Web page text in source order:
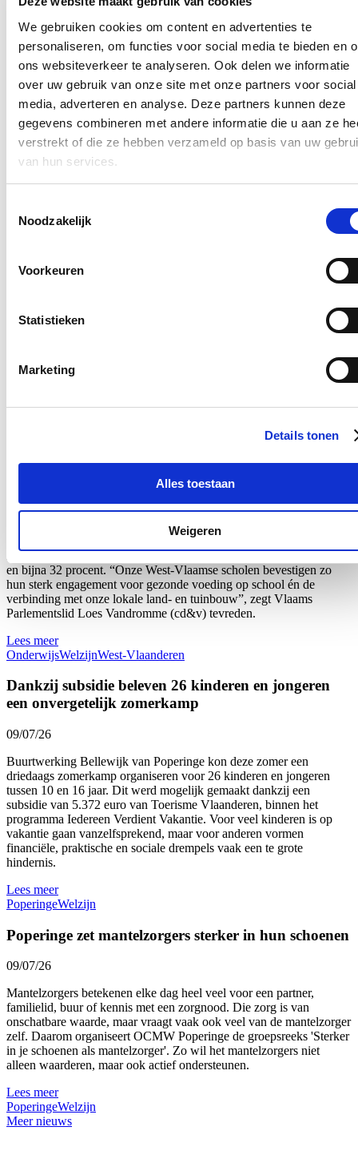
We gebruiken cookies om content en advertenties te
personaliseren, om functies voor social media te bieden en
ons websiteverkeer te analyseren. Ook delen we informatie
over uw gebruik van onze site met onze partners voor social
media, adverteren en analyse. Deze partners kunnen deze
gegevens combineren met andere informatie die u aan ze
verstrekt of die ze hebben verzameld op basis van uw
van hun services.
Noodzakelijk
Voorkeuren
Statistieken
Marketing
Details tonen
Alles toestaan
Weigeren
de samenwerking tussen de verschillende organisaties niet. We
voelen de verbinding als sociale partners. Vanuit ieders sterktes en
talenten werden de voorbije maanden zaadjes geplant voor nieuwe
ideeën en samenwerkingen. Deze kunnen in de toekomst verder
ontkiemen en uitbloeien tot een prachtige bloementuin”.
De verzamelde werken van Boek(ver)binderij zijn van 1 tot 29 april
te bezichtigen tijdens de normale openingsuren van bibliotheek De
Letterbeek, Veurnestraat 71, 8970 Poperinge.
Blijf je graag op de hoogte?
Ja, ik wens de nieuwsbrief van Loes Vandromme te ontvangen op
Klikhierom de privacyvoorwaarden te raadplegen
schooljaar deel aan ‘Oog voor Lekkers’, het Vlaams-Europese
subsidieprogramma dat gezonde voedingsgewoonten bij kinderen
stimuleert. Dat zijn 26 scholen meer dan vorig schooljaar en zelf 80
meer dan drie jaar geleden: een stijging van respectievelijk bijna 9
en bijna 32 procent. “Onze West-Vlaamse scholen bevestigen zo
hun sterk engagement voor gezonde voeding op school én de
verbinding met onze lokale land- en tuinbouw”, zegt Vlaams
Parlementslid Loes Vandromme (cd&v) tevreden.
Lees meer
OnderwijsWelzijnWest-Vlaanderen
Dankzij subsidie beleven 26 kinderen en jongeren
een onvergetelijk zomerkamp
09/07/26
Buurtwerking Bellewijk van Poperinge kon deze zomer een
driedaags zomerkamp organiseren voor 26 kinderen en jongeren
tussen 10 en 16 jaar. Dit werd mogelijk gemaakt dankzij een
subsidie van 5.372 euro van Toerisme Vlaanderen, binnen het
programma Iedereen Verdient Vakantie. Voor veel kinderen is op
vakantie gaan vanzelfsprekend, maar voor anderen vormen
financiële, praktische en sociale drempels vaak een te grote
hindernis.
Lees meer
PoperingeWelzijn
Poperinge zet mantelzorgers sterker in hun schoenen
09/07/26
Mantelzorgers betekenen elke dag heel veel voor een partner,
familielid, buur of kennis met een zorgnood. Die zorg is van
onschatbare waarde, maar vraagt vaak ook veel van de mantelzorger
zelf. Daarom organiseert OCMW Poperinge de groepsreeks 'Sterker
in je schoenen als mantelzorger'. Zo wil het mantelzorgers niet
alleen waarderen, maar ook actief ondersteunen.
Lees meer
PoperingeWelzijn
Meer nieuws